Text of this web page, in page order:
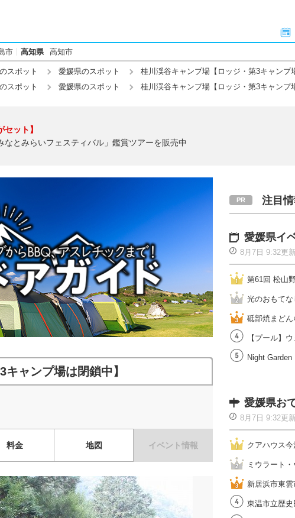
市 高知県 高知市
スポット 愛媛県のスポット
桂川渓谷キャンプ場【ロッジ・第3キャンプ
スポット 愛媛県のスポット 桂川渓谷キャンプ場【ロッジ・第3キャンプ
セット】
なとみらいフェスティバル」鑑賞ツアーを販売中
ャンプ場は閉鎖中】
料金 地図 イベント情報
注目
愛媛県イ
8月7日 9:32更新
第61回 松山
光のおもて
砥部焼まどん
【プール】
Night Garden
愛媛県お
8月7日 9:32更新
クアハウス今
ミウラート
新居浜市東
東温市立歴